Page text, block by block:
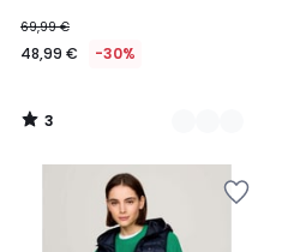
69,99 €
48,99 € -30%
3
/